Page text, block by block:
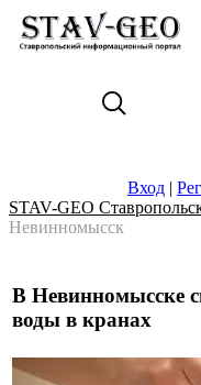
Вход |
STAV-GEO
Невинномысск
В Невинномысске
воды в кранах